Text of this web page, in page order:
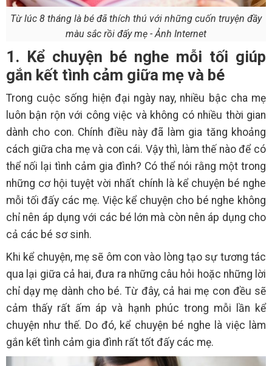
Từ lúc 8 tháng là bé đã thích thú với những cuốn truyện đầy
màu sắc rồi đấy mẹ - Ảnh Internet
1. Kể chuyện bé nghe mỗi tối giúp
gắn kết tình cảm giữa mẹ và bé
Trong cuộc sống hiện đại ngày nay, nhiều bậc cha mẹ
luôn bận rộn với công việc và không có nhiều thời gian
dành cho con. Chính điều này đã làm gia tăng khoảng
cách giữa cha mẹ và con cái. Vậy thì, làm thế nào để có
thể nối lại tình cảm gia đình? Có thể nói rằng một trong
những cơ hội tuyệt vời nhất chính là kể chuyện bé nghe
mỗi tối đấy các mẹ. Việc kể chuyện cho bé nghe không
chỉ nên áp dụng với các bé lớn mà còn nên áp dụng cho
cả các bé sơ sinh.
Khi kể chuyện, mẹ sẽ ôm con vào lòng tạo sự tương tác
qua lại giữa cả hai, đưa ra những câu hỏi hoặc những lời
chỉ dạy mẹ dành cho bé. Từ đây, cả hai mẹ con đều sẽ
cảm thấy rất ấm áp và hạnh phúc trong mỗi lần kể
chuyện như thế. Do đó, kể chuyện bé nghe là việc làm
gắn kết tình cảm gia đình rất tốt đấy các mẹ.